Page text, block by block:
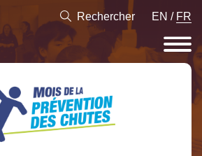
Rechercher EN / FR